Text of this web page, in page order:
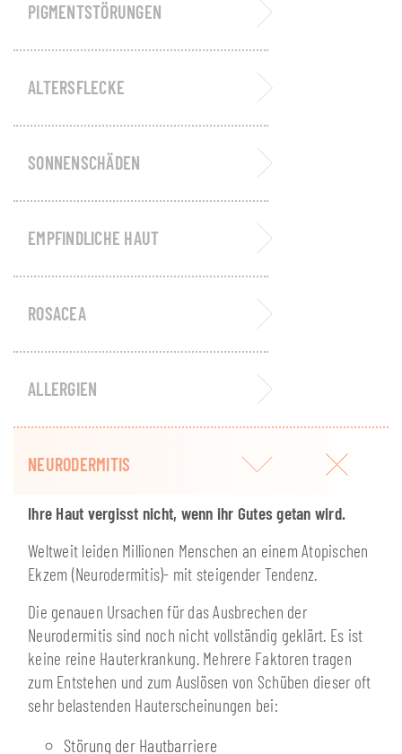
PIGMENTSTÖRUNGEN
ALTERSFLECKE
SONNENSCHÄDEN
EMPFINDLICHE HAUT
ROSACEA
ALLERGIEN
NEURODERMITIS
Ihre Haut vergisst nicht, wenn ihr Gutes getan wird.
Weltweit leiden Millionen Menschen an einem Atopischen
Ekzem (Neurodermitis)- mit steigender Tendenz.
Die genauen Ursachen für das Ausbrechen der
Neurodermitis sind noch nicht vollständig geklärt. Es ist
keine reine Hauterkrankung. Mehrere Faktoren tragen
zum Entstehen und zum Auslösen von Schüben dieser oft
sehr belastenden Hauterscheinungen bei:
Störung der Hautbarriere